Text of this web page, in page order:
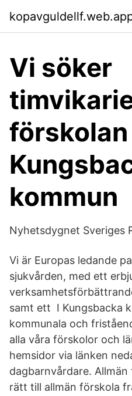
Vi söker
kommun
Nyhetsdygnet Sveriges
Vi är Europas ledande
sjukvården, med ett
samt ett I Kungsbacka
kommunala och
alla våra förskolor och
hemsidor via länken
dagbarnvårdare.
rätt till allmän förskola